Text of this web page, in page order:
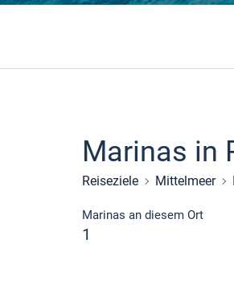
Marinas in
Reiseziele Mittelmeer
Marinas an diesem Ort
1